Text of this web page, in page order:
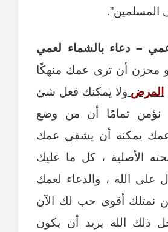
المسلمين”.
– دعاء بالشماء لعمي
محزن أن ترى عمك منهكًا
المرض ولا يمكنك فعل شئ
نؤمن تمامًا أن من وضع
يمكنه أن يشفي عمك
الأصلية ، كل ما عليك
على الله ، والدعاء لعمك
نمتلك أقوى حب لك الآن
ذلك الله يريد أن يكون